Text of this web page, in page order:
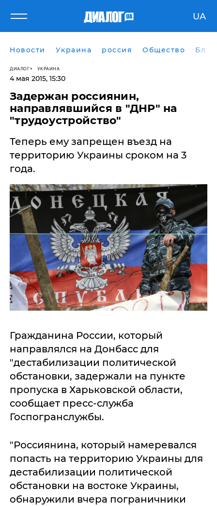
UA
Новости Украина россия Общество
ДИАЛОГ УКРАИНА
4 мая 2015, 15:30
Задержан россиянин,
направлявшийся в "ДНР" на
"трудоустройство"
Теперь ему запрещен въезд на
территорию Украины сроком на 3
года.
Гражданина России, который
направлялся на Донбасс для
"дестабилизации политической
обстановки, задержали на пункте
пропуска в Харьковской области,
сообщает пресс-служба
Госпогранслужбы.
"Россиянина, который намеревался
попасть на территорию Украины для
дестабилизации политической
обстановки на востоке Украины,
обнаружили вчера пограничники